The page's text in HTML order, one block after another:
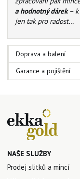
a hodnotný dárek– k
jen tak pro radost…
Doprava a balení
Garance a pojištění
NAŠE SLUŽBY
Prodej slitků a mincí